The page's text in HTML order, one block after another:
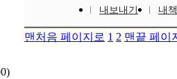
내보내기 내
맨처음 페이지로 1 2 맨끝 페이